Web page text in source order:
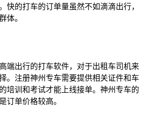
快的打车的订单量虽然不如滴滴出行，
体。
端出行的打车软件，对于出租车司机来
。注册神州专车需要提供相关证件和车
培训和考试才能上线接单。神州专车的
订单价格较高。